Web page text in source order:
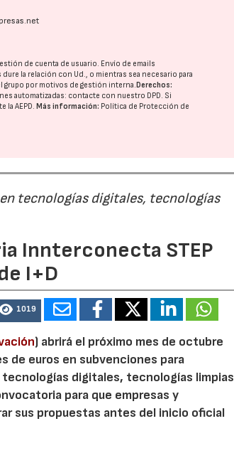
de cuenta de usuario. Envío de emails
dure la relación con Ud., o mientras sea necesario para
grupo por motivos de gestión interna. Derechos:
automatizadas: contacte con nuestro DPD. Si
laAEPD. Más información: Política de Protección de
tecnologías digitales, tecnologías
Innterconecta STEP
I+D
1019
) abrirá el próximo mes de octubre
de euros en subvenciones para
digitales, tecnologías limpias
para que empresas y
sus propuestas antes del inicio oficial